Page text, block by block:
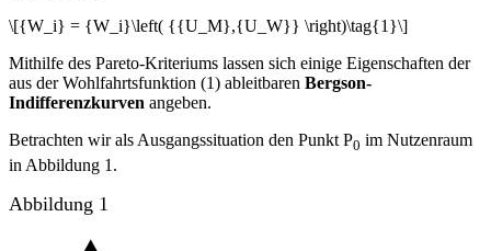
\[{W_i} = {W_i}\left( {{U_M},{U_W}} \right)\tag{1}\]
Mithilfe des Pareto-Kriteriums lassen sich einige Eigenschaften der
aus der Wohlfahrtsfunktion (1) ableitbaren Bergson-
Indifferenzkurven angeben.
Betrachten wir als Ausgangssituation den Punkt P0 im Nutzenraum
in Abbildung 1.
Abbildung 1